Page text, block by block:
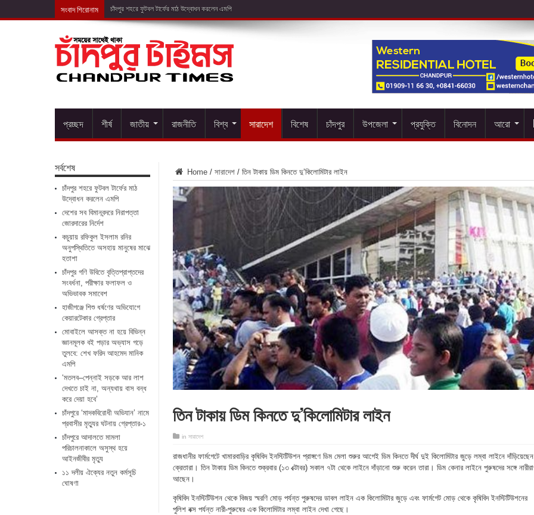
সংবাদ শিরোনাম দেশের সব বিমানব
প্রচ্ছদ শীর্ষ জাতীয় রাজনীতি বিশ্ব সারাদেশ বিশেষ চাঁদপুর উপজেলা প্রযুক্তি বিনোদন আরো
Home / সারাদেশ / তিন টাকায় ডিম কিনতে দু’কিলোমিটার লাইন
তিন টাকায় ডিম কিনতে দু’কিলোমিটার লাইন
in সারাদেশ
রাজধানীর ফার্মগেটে খামারবাড়ির কৃষিবিদ ইনস্টিটিউশন প্রাঙ্গণে ডিম মেলা শুরুর আগেই ডিম কিনতে দীর্ঘ দুই কিলোমিটার জুড়ে লম্বা লাইনে দাঁড়িয়েছেন
ক্রেতারা। তিন টাকায় ডিম কিনতে শুক্রবার (১৩ ক্টোবর) সকাল ৭টা থেকে লাইনে দাঁড়ানো শুরু করেন তারা। ডিম কেনার লাইনে পুরুষদের সঙ্গে
আছেন।
কৃষিবিদ ইনস্টিটিউশন থেকে বিজয় স্মরণি মোড় পর্যন্ত পুরুষদের ডাবল লাইন এক কিলোমিটার জুড়ে এবং ফার্মগেট মোড় থেকে কৃষিবিদ ইনস্টিটিউশনের
পুলিশ বক্স পর্যন্ত নারী-পুরুষের এক কিলোমিটার লম্বা লাইন দেখা গেছে।
সর্বশেষ
চাঁদপুর শহরে ফুটবল টার্ফের মাঠ
উদ্বোধন করলেন এমপি
দেশের সব বিমানবন্দরে নিরাপত্তা
জোরদারের নির্দেশ
কচুয়ায় রফিকুল ইসলাম রনির
অনুপস্থিতিতে অসহায় মানুষের মাঝে
হতাশা
চাঁদপুর গণি উবিতে বৃত্তিপ্রাপ্তদের
সংবর্ধনা, পরীক্ষার ফলাফল ও
অভিভাবক সমাবেশ
হাজীগঞ্জে শিশু ধর্ষণের অভিযোগে
কেয়ারটেকার গ্রেপ্তার
মোবাইলে আসক্ত না হয়ে বিভিন্ন
জ্ঞানমূলক বই পড়ার অভ্যাস গড়ে
তুলবে: শেখ ফরিদ আহমেদ মানিক
এমপি
‘মতলব–পেন্নাই সড়কে আর লাশ
দেখতে চাই না, অন্যথায় বাস বন্ধ
করে দেয়া হবে’
চাঁদপুরে ‘মাদকবিরোধী অভিযান’ নামে
প্রবাসীর মৃত্যুর ঘটনায় গ্রেপ্তার-১
চাঁদপুরে আদালতে মামলা
পরিচালনাকালে অসুস্থ হয়ে
আইনজীবীর মৃত্যু
১১ দলীয় ঐক্যের নতুন কর্মসূচি
ঘোষণা